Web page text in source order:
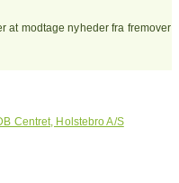
at modtage nyheder fra fremover
Centret, Holstebro A/S